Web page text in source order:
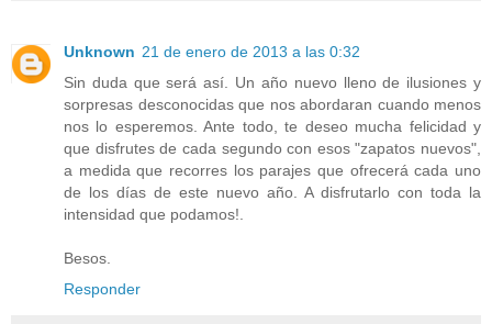
Unknown 21 de enero de 2013 a las 0:32
Sin duda que será así. Un año nuevo lleno de ilusiones y
sorpresas desconocidas que nos abordaran cuando menos
nos lo esperemos. Ante todo, te deseo mucha felicidad y
que disfrutes de cada segundo con esos "zapatos nuevos",
a medida que recorres los parajes que ofrecerá cada uno
de los días de este nuevo año. A disfrutarlo con toda la
intensidad que podamos!.
Besos.
Responder